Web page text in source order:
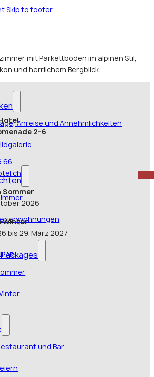
Skip to footer
Anreise und Annehmlichkeiten
und Bar
mit Parkettboden im alpinen Stil,
und herrlichem Bergblick
2–6
66
Sommer
2026
Winter
bis 29. März 2027